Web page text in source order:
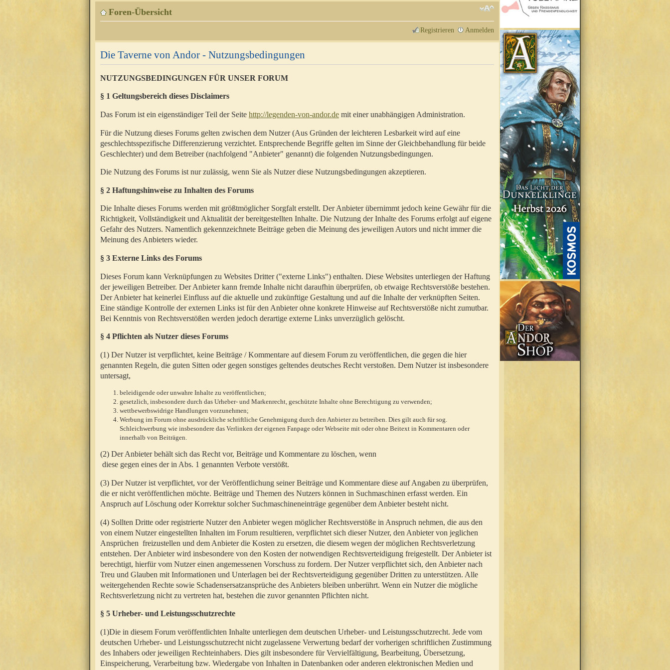
Foren-Übersicht
Registrieren Anmelden
Die Taverne von Andor - Nutzungsbedingungen
NUTZUNGSBEDINGUNGEN FÜR UNSER FORUM
§ 1 Geltungsbereich dieses Disclaimers
Das Forum ist ein eigenständiger Teil der Seite http://legenden-von-andor.de mit einer unabhängigen Administration.
Für die Nutzung dieses Forums gelten zwischen dem Nutzer (Aus Gründen der leichteren Lesbarkeit wird auf eine
geschlechtsspezifische Differenzierung verzichtet. Entsprechende Begriffe gelten im Sinne der Gleichbehandlung für beide
Geschlechter) und dem Betreiber (nachfolgend "Anbieter" genannt) die folgenden Nutzungsbedingungen.
Die Nutzung des Forums ist nur zulässig, wenn Sie als Nutzer diese Nutzungsbedingungen akzeptieren.
§ 2 Haftungshinweise zu Inhalten des Forums
Die Inhalte dieses Forums werden mit größtmöglicher Sorgfalt erstellt. Der Anbieter übernimmt jedoch keine Gewähr für die
Richtigkeit, Vollständigkeit und Aktualität der bereitgestellten Inhalte. Die Nutzung der Inhalte des Forums erfolgt auf eigene
Gefahr des Nutzers. Namentlich gekennzeichnete Beiträge geben die Meinung des jeweiligen Autors und nicht immer die
Meinung des Anbieters wieder.
§ 3 Externe Links des Forums
Dieses Forum kann Verknüpfungen zu Websites Dritter ("externe Links") enthalten. Diese Websites unterliegen der Haftung
der jeweiligen Betreiber. Der Anbieter kann fremde Inhalte nicht daraufhin überprüfen, ob etwaige Rechtsverstöße bestehen.
Der Anbieter hat keinerlei Einfluss auf die aktuelle und zukünftige Gestaltung und auf die Inhalte der verknüpften Seiten.
Eine ständige Kontrolle der externen Links ist für den Anbieter ohne konkrete Hinweise auf Rechtsverstöße nicht zumutbar.
Bei Kenntnis von Rechtsverstößen werden jedoch derartige externe Links unverzüglich gelöscht.
§ 4 Pflichten als Nutzer dieses Forums
(1) Der Nutzer ist verpflichtet, keine Beiträge / Kommentare auf diesem Forum zu veröffentlichen, die gegen die hier
genannten Regeln, die guten Sitten oder gegen sonstiges geltendes deutsches Recht verstoßen. Dem Nutzer ist insbesondere
untersagt,
beleidigende oder unwahre Inhalte zu veröffentlichen;
gesetzlich, insbesondere durch das Urheber- und Markenrecht, geschützte Inhalte ohne Berechtigung zu verwenden;
wettbewerbswidrige Handlungen vorzunehmen;
Werbung im Forum ohne ausdrückliche schriftliche Genehmigung durch den Anbieter zu betreiben. Dies gilt auch für sog.
Schleichwerbung wie insbesondere das Verlinken der eigenen Fanpage oder Webseite mit oder ohne Beitext in Kommentaren oder
innerhalb von Beiträgen.
(2) Der Anbieter behält sich das Recht vor, Beiträge und Kommentare zu löschen, wenn
diese gegen eines der in Abs. 1 genannten Verbote verstößt.
(3) Der Nutzer ist verpflichtet, vor der Veröffentlichung seiner Beiträge und Kommentare diese auf Angaben zu überprüfen,
die er nicht veröffentlichen möchte. Beiträge und Themen des Nutzers können in Suchmaschinen erfasst werden. Ein
Anspruch auf Löschung oder Korrektur solcher Suchmaschineneinträge gegenüber dem Anbieter besteht nicht.
(4) Sollten Dritte oder registrierte Nutzer den Anbieter wegen möglicher Rechtsverstöße in Anspruch nehmen, die aus den
von einem Nutzer eingestellten Inhalten im Forum resultieren, verpflichtet sich dieser Nutzer, den Anbieter von jeglichen
Ansprüchen freizustellen und dem Anbieter die Kosten zu ersetzen, die diesem wegen der möglichen Rechtsverletzung
entstehen. Der Anbieter wird insbesondere von den Kosten der notwendigen Rechtsverteidigung freigestellt. Der Anbieter ist
berechtigt, hierfür vom Nutzer einen angemessenen Vorschuss zu fordern. Der Nutzer verpflichtet sich, den Anbieter nach
Treu und Glauben mit Informationen und Unterlagen bei der Rechtsverteidigung gegenüber Dritten zu unterstützen. Alle
weitergehenden Rechte sowie Schadensersatzansprüche des Anbieters bleiben unberührt. Wenn ein Nutzer die mögliche
Rechtsverletzung nicht zu vertreten hat, bestehen die zuvor genannten Pflichten nicht.
§ 5 Urheber- und Leistungsschutzrechte
(1)Die in diesem Forum veröffentlichten Inhalte unterliegen dem deutschen Urheber- und Leistungsschutzrecht. Jede vom
deutschen Urheber- und Leistungsschutzrecht nicht zugelassene Verwertung bedarf der vorherigen schriftlichen Zustimmung
des Inhabers oder jeweiligen Rechteinhabers. Dies gilt insbesondere für Vervielfältigung, Bearbeitung, Übersetzung,
Einspeicherung, Verarbeitung bzw. Wiedergabe von Inhalten in Datenbanken oder anderen elektronischen Medien und